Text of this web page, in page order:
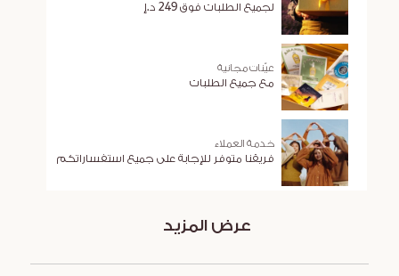
لجميع الطلبات فوق 249 د.إ
عيّنات مجانية
مع جميع الطلبات
خدمة العملاء
فريقنا متوفر للإجابة على جميع استفساراتكم
عرض المزيد